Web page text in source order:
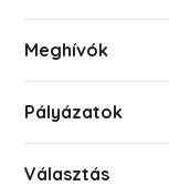
Meghívók
Pályázatok
Választás